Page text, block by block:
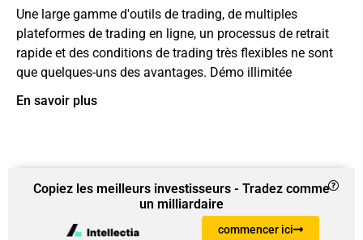
Une large gamme d'outils de trading, de multiples
plateformes de trading en ligne, un processus de retrait
rapide et des conditions de trading très flexibles ne sont
que quelques-uns des avantages. Démo illimitée
En savoir plus
Copiez les meilleurs investisseurs - Tradez comme
un milliardaire
commencer ici